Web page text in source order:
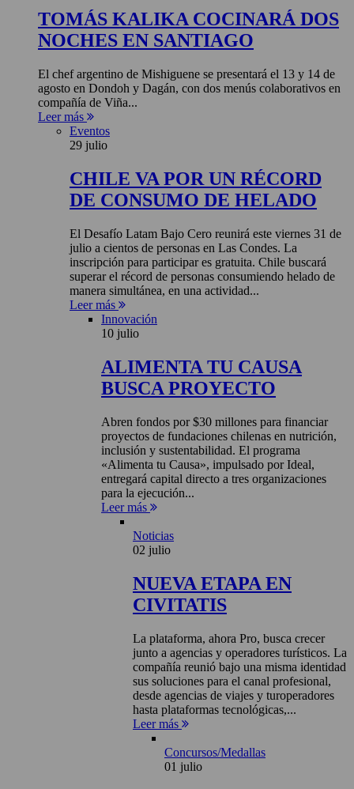
TOMÁS KALIKA COCINARÁ DOS
NOCHES EN SANTIAGO
El chef argentino de Mishiguene se presentará el 13 y 14 de
agosto en Dondoh y Dagán, con dos menús colaborativos en
compañía de Viña...
Leer más
Eventos
29 julio
CHILE VA POR UN RÉCORD
DE CONSUMO DE HELADO
El Desafío Latam Bajo Cero reunirá este viernes 31 de
julio a cientos de personas en Las Condes. La
inscripción para participar es gratuita. Chile buscará
superar el récord de personas consumiendo helado de
manera simultánea, en una actividad...
Leer más
Innovación
10 julio
ALIMENTA TU CAUSA
BUSCA PROYECTO
Abren fondos por $30 millones para financiar
proyectos de fundaciones chilenas en nutrición,
inclusión y sustentabilidad. El programa
«Alimenta tu Causa», impulsado por Ideal,
entregará capital directo a tres organizaciones
para la ejecución...
Leer más
Noticias
02 julio
NUEVA ETAPA EN
CIVITATIS
La plataforma, ahora Pro, busca crecer
junto a agencias y operadores turísticos. La
compañía reunió bajo una misma identidad
sus soluciones para el canal profesional,
desde agencias de viajes y turoperadores
hasta plataformas tecnológicas,...
Leer más
Concursos/Medallas
01 julio